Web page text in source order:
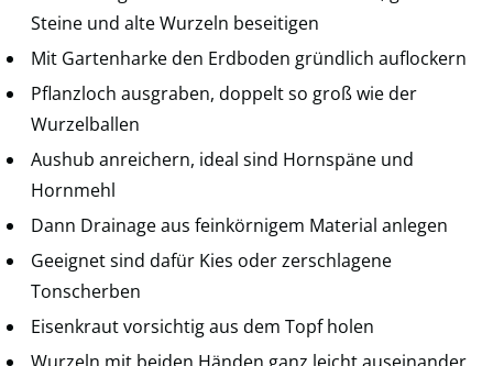
Steine und alte Wurzeln beseitigen
Mit Gartenharke den Erdboden gründlich auflockern
Pflanzloch ausgraben, doppelt so groß wie der
Wurzelballen
Aushub anreichern, ideal sind Hornspäne und
Hornmehl
Dann Drainage aus feinkörnigem Material anlegen
Geeignet sind dafür Kies oder zerschlagene
Tonscherben
Eisenkraut vorsichtig aus dem Topf holen
Wurzeln mit beiden Händen ganz leicht auseinander